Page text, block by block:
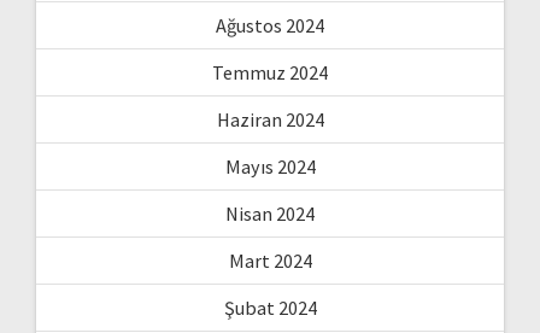
Ağustos 2024
Temmuz 2024
Haziran 2024
Mayıs 2024
Nisan 2024
Mart 2024
Şubat 2024